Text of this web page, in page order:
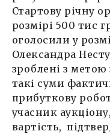
Стартову річну
розмірі 500 тис
оголосили у
Олександра
зроблені з метою
такі суми
прибуткову
учасник
вартість,